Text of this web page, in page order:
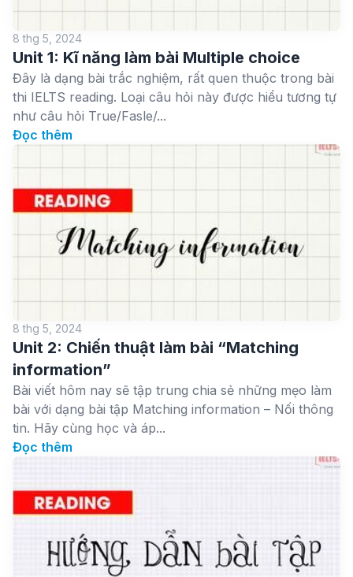
8 thg 5, 2024
Unit 1: Kĩ năng làm bài Multiple choice
Đây là dạng bài trắc nghiệm, rất quen thuộc trong bài
thi IELTS reading. Loại câu hỏi này được hiểu tương tự
như câu hỏi True/Fasle/...
Đọc thêm
8 thg 5, 2024
Unit 2: Chiến thuật làm bài “Matching
information”
Bài viết hôm nay sẽ tập trung chia sẻ những mẹo làm
bài với dạng bài tập Matching information – Nối thông
tin. Hãy cùng học và áp...
Đọc thêm